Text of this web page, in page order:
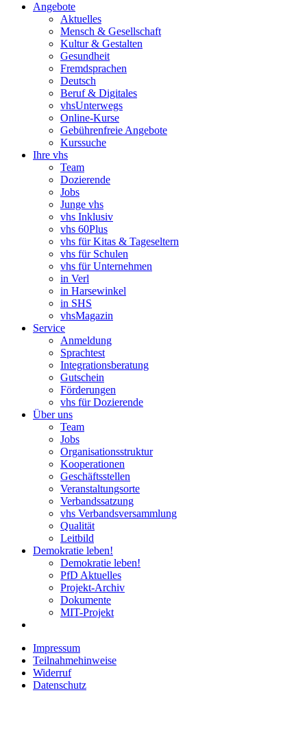
Angebote
Aktuelles
Mensch & Gesellschaft
Kultur & Gestalten
Gesundheit
Fremdsprachen
Deutsch
Beruf & Digitales
vhsUnterwegs
Online-Kurse
Gebührenfreie Angebote
Kurssuche
Ihre vhs
Team
Dozierende
Jobs
Junge vhs
vhs Inklusiv
vhs 60Plus
vhs für Kitas & Tageseltern
vhs für Schulen
vhs für Unternehmen
in Verl
in Harsewinkel
in SHS
vhsMagazin
Service
Anmeldung
Sprachtest
Integrationsberatung
Gutschein
Förderungen
vhs für Dozierende
Über uns
Team
Jobs
Organisationsstruktur
Kooperationen
Geschäftsstellen
Veranstaltungsorte
Verbandssatzung
vhs Verbandsversammlung
Qualität
Leitbild
Demokratie leben!
Demokratie leben!
PfD Aktuelles
Projekt-Archiv
Dokumente
MIT-Projekt
Impressum
Teilnahmehinweise
Widerruf
Datenschutz